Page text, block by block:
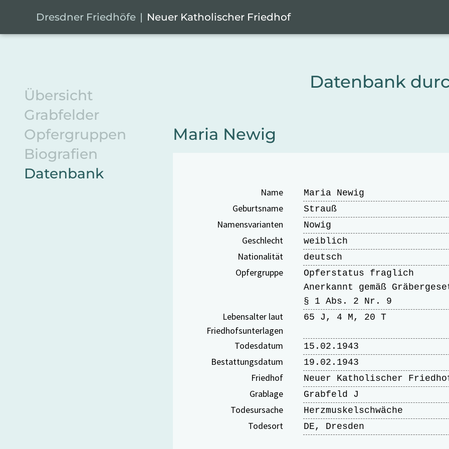
Dresdner Friedhöfe Neuer Katholischer Friedhof
Übersicht
Grabfelder
Opfergruppen
Biografien
Datenbank
Datenbank
Maria Newig
Name Maria Newig
Geburtsname Strauß
Namensvarianten Nowig
Geschlecht weiblich
Nationalität deutsch
Opfergruppe
Opferstatus fraglich
Anerkannt gemäß
§ 1 Abs. 2 Nr. 9
Lebensalter laut
Friedhofsunterlagen
65 J, 4 M, 20 T
Todesdatum 15.02.1943
Bestattungsdatum 19.02.1943
Friedhof Neuer Katholischer
Grablage Grabfeld J
Todesursache Herzmuskelschwäche
Todesort DE, Dresden